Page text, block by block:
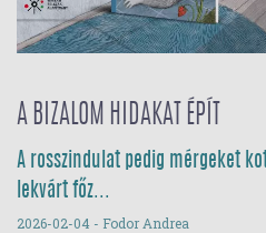
A BIZALOM HIDAKAT ÉPÍT
A rosszindulat pedig mérgeket
lekvárt főz...
2026-02-04 - Fodor Andrea